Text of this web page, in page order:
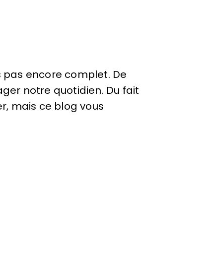
encore complet. De
notre quotidien. Du fait
mais ce blog vous